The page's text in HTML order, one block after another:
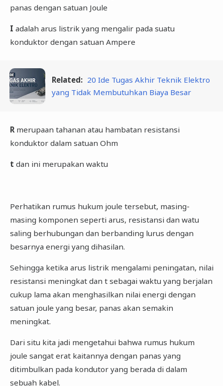
panas dengan satuan Joule
I adalah arus listrik yang mengalir pada suatu
konduktor dengan satuan Ampere
Related: 20 Ide Tugas Akhir Teknik Elektro
yang Tidak Membutuhkan Biaya Besar
R merupaan tahanan atau hambatan resistansi
konduktor dalam satuan Ohm
t dan ini merupakan waktu
Perhatikan rumus hukum joule tersebut, masing-
masing komponen seperti arus, resistansi dan watu
saling berhubungan dan berbanding lurus dengan
besarnya energi yang dihasilan.
Sehingga ketika arus listrik mengalami peningatan, nilai
resistansi meningkat dan t sebagai waktu yang berjalan
cukup lama akan menghasilkan nilai energi dengan
satuan joule yang besar, panas akan semakin
meningkat.
Dari situ kita jadi mengetahui bahwa rumus hukum
joule sangat erat kaitannya dengan panas yang
ditimbulkan pada kondutor yang berada di dalam
sebuah kabel.